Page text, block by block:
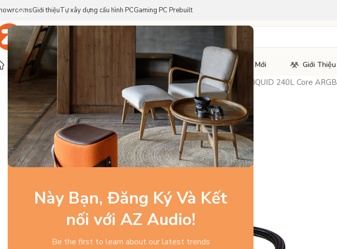
Này Bạn, Đăng Ký Và Kết
nối với AZ Audio!
Be the first to learn about our latest trends
Giới thiệuTự xây dựng cấu hình PCGaming PC Prebuilt
Trang Chủ Sản Phẩm Thương Hiệu Tin Tức Mới Giới Thiệu
Trang chủ
Linh Kiện PC Gaming Tản nhiệt CoolerMaster MASTERLIQUID 240L Core ARGB
-7%